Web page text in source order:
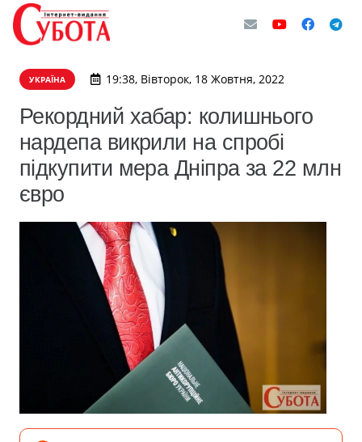
УКРАЇНА 19:38, Вівторок, 18 Жовтня, 2022
Рекордний хабар: колишнього
нардепа викрили на спробі
підкупити мера Дніпра за 22 млн
євро